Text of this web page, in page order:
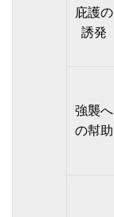
庇護の
誘発
強襲へ
の幇助